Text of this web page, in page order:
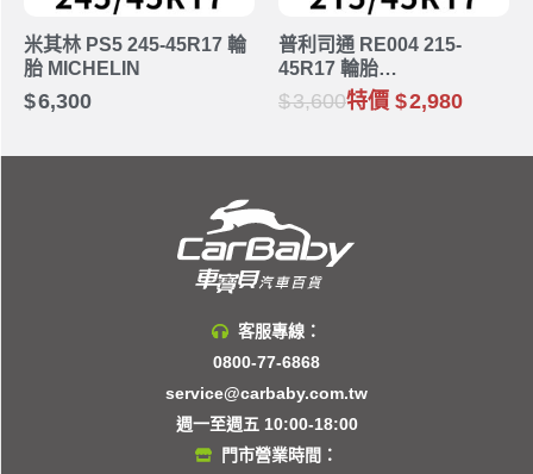
米其林 PS5 245-45R17 輪
胎 MICHELIN
6,300
普利司通 RE004 215-
45R17 輪胎
BRIDGESTONE
3,600特價 2,980
客服專線：
0800-77-6868
service@carbaby.com.tw
週一至週五 10:00-18:00
門市營業時間：